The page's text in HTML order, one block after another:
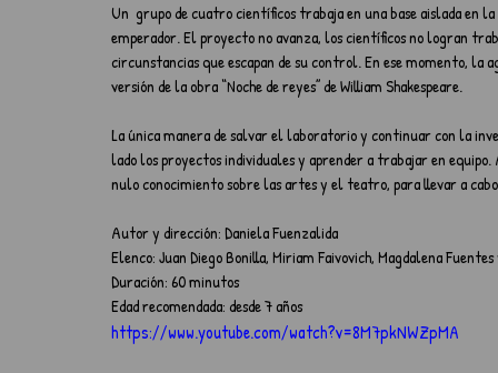
Un  grupo de cuatro científicos trabaja en una base aislada
emperador. El proyecto no avanza, los científicos no logran
circunstancias que escapan de su control. En ese momento, la
versión de la obra “Noche de reyes” de William Shakespeare.
La única manera de salvar el laboratorio y continuar con la
lado los proyectos individuales y aprender a trabajar en
nulo conocimiento sobre las artes y el teatro, para llevar a
Autor y dirección: Daniela Fuenzalida
Elenco: Juan Diego Bonilla, Miriam Faivovich, Magdalena
Duración: 60 minutos
Edad recomendada: desde 7 años
https://www.youtube.com/watch?v=8M7pkNWZpMA